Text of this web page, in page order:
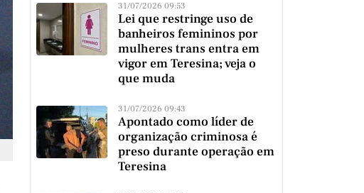
31/07/2026 09:53
Lei que restringe uso de
banheiros femininos por
mulheres trans entra em
vigor em Teresina; veja o
que muda
31/07/2026 09:43
Apontado como líder de
organização criminosa é
preso durante operação em
Teresina